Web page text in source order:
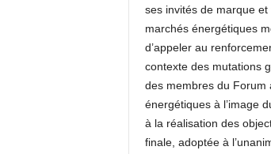
ses invités de marque
marchés énergétiques
d’appeler au
contexte des mutations
des membres du Forum
énergétiques à l’image
à la réalisation des
finale, adoptée à